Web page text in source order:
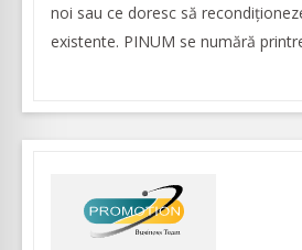
noi sau ce doresc să
existente. PINUM se numără